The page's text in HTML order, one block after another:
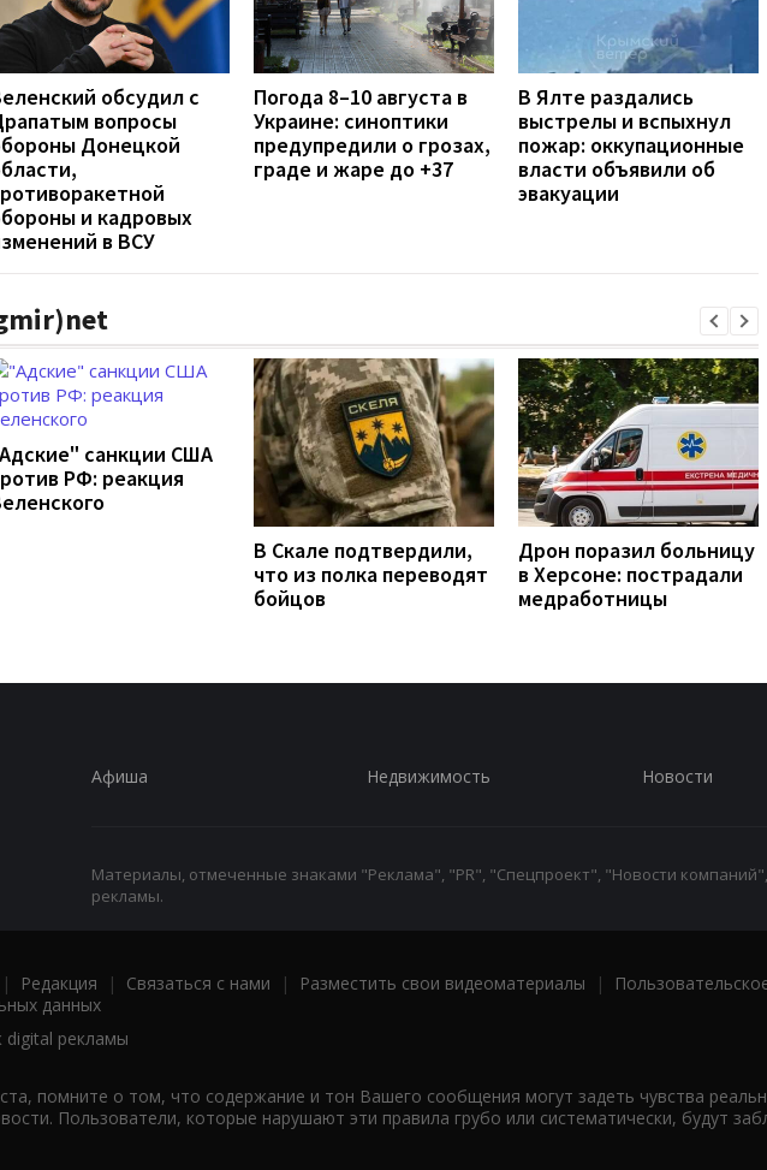
обсудил с
вопросы
Донецкой
и кадровых
в ВСУ
Погода 8–10 августа в
Украине: синоптики
предупредили о грозах,
граде и жаре до +37
В Ялте раздались
выстрелы и вспыхнул
пожар: оккупационные
власти объявили об
эвакуации
санкции США
РФ: реакция
В Скале подтвердили,
что из полка переводят
бойцов
Дрон поразил больницу
в Херсоне: пострадали
медработницы
Афиша Недвижимость Новости
Материалы, отмеченные знаками "Реклама", "PR", "Спецпроект", "Новости
рекламы.
| Редакция | Связаться с нами | Разместить свои видеоматериалы |
данных
рекламы
помните о том, что содержание и тон Вашего сообщения могут задеть чувства
Пользователи, которые нарушают эти правила грубо или систематически, будут